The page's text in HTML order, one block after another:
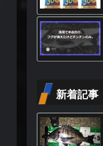
新着記事